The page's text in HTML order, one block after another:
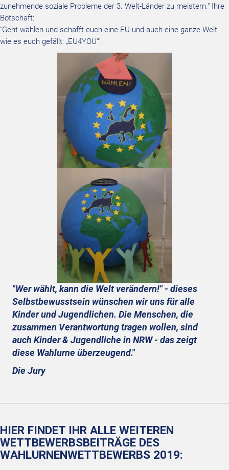
zunehmende soziale Probleme der 3. Welt-Länder zu meistern." Ihre
Botschaft:
"Geht wählen und schafft euch eine EU und auch eine ganze Welt
wie es euch gefällt: „EU4YOU“".
"Wer wählt, kann die Welt verändern!" - dieses
Selbstbewusstsein wünschen wir uns für alle
Kinder und Jugendlichen. Die Menschen, die
zusammen Verantwortung tragen wollen, sind
auch Kinder & Jugendliche in NRW - das zeigt
diese Wahlurne überzeugend."
Die Jury
HIER FINDET IHR ALLE WEITEREN
WETTBEWERBSBEITRÄGE DES
WAHLURNENWETTBEWERBS 2019: